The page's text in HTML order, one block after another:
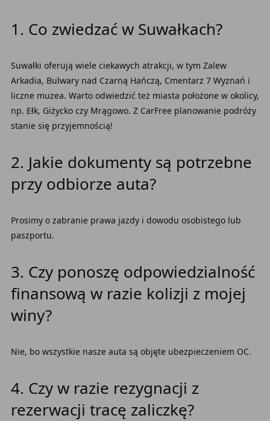
1. Co zwiedzać w Suwałkach?
Suwałki oferują wiele ciekawych atrakcji, w tym Zalew
Arkadia, Bulwary nad Czarną Hańczą, Cmentarz 7 Wyznań i
liczne muzea. Warto odwiedzić też miasta położone w okolicy,
np. Ełk, Giżycko czy Mrągowo. Z CarFree planowanie podróży
stanie się przyjemnością!
2. Jakie dokumenty są potrzebne
przy odbiorze auta?
Prosimy o zabranie prawa jazdy i dowodu osobistego lub
paszportu.
3. Czy ponoszę odpowiedzialność
finansową w razie kolizji z mojej
winy?
Nie, bo wszystkie nasze auta są objęte ubezpieczeniem OC.
4. Czy w razie rezygnacji z
rezerwacji tracę zaliczkę?